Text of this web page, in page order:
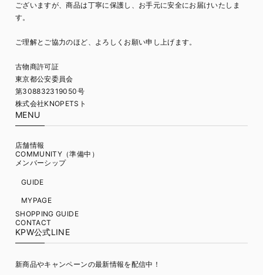
ございますが、商品は丁寧に保護し、お手元に安全にお届けいたしま
す。
ご理解とご協力のほど、よろしくお願い申し上げます。
古物商許可証
東京都公安委員会
第308832319050号
株式会社KNOPETSト
MENU
店舗情報
COMMUNITY（準備中）
メンバーシップ
GUIDE
MYPAGE
SHOPPING GUIDE
CONTACT
KPW公式LINE
新商品やキャンペーンの最新情報を配信中！